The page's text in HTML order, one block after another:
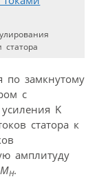
по замкнутому
с
K
статора к
амплитуду
MН.